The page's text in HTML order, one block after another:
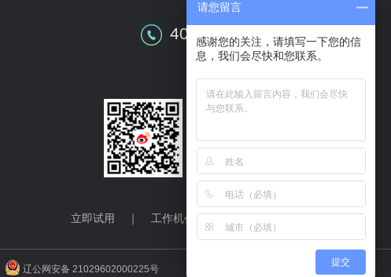
全国售前咨询
400-609-0086
关注华天动力
立即试用 ｜ 工作机会 ｜ 联系我们
辽公网安备 21029602000225号
请您留言
感谢您的关注，请填写一下您的信
息，我们会尽快和您联系。
提交